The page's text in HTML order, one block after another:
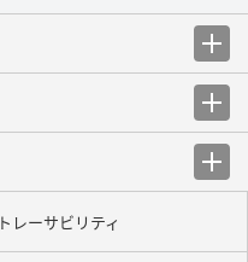
トレーサビリティ